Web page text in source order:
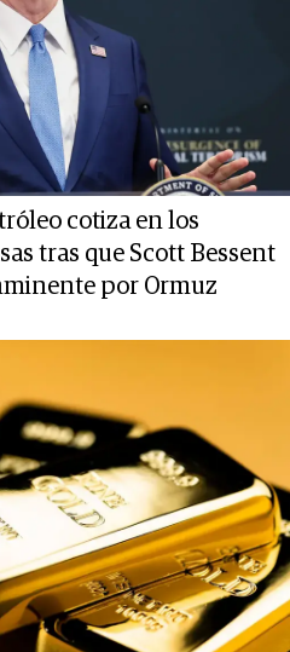
cotiza en los
tras que Scott Bessent
por Ormuz